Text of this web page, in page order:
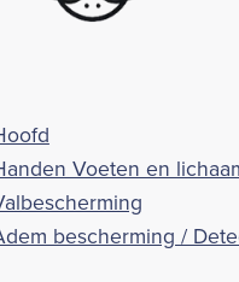
Voeten en
bescherming /